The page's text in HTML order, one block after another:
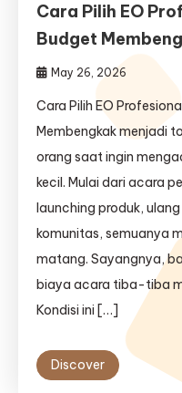
Cara Pilih EO
Budget
May 26, 2026
Cara Pilih EO
Membengkak menjadi
orang saat ingin
kecil. Mulai dari acara
launching produk,
komunitas, semuanya
matang. Sayangnya,
biaya acara tiba-tiba
Kondisi ini […]
Discover